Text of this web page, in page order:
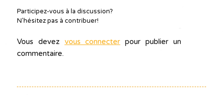
Participez-vous à la discussion?
N'hésitez pas à contribuer!
Vous devez vous connecter pour publier un
commentaire.